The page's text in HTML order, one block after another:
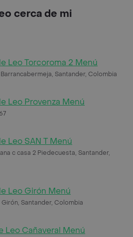
cerca de mi
Leo Torcoroma 2 Menú
Santander, Colombia
Leo Provenza Menú
Leo SAN T Menú
c casa 2 Piedecuesta, Santander,
Leo Girón Menú
Santander, Colombia
Leo Cañaveral Menú